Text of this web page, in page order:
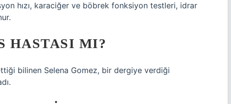
hızı, karaciğer ve böbrek fonksiyon testleri, idrar
HASTASI MI?
bilinen Selena Gomez, bir dergiye verdiği